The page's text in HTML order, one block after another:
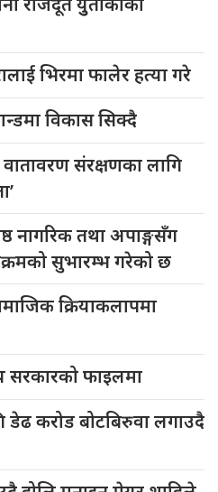
भिरमा फालेर हत्या गरे
विकास सिक्दै
वातावरण संरक्षणका लागि
नागरिक तथा अपाङ्गसँग
सुभारम्भ गरेको छ
क्रियाकलापमा
सरकारको फाइलमा
डेढ करोड बोटबिरुवा लगाउदै